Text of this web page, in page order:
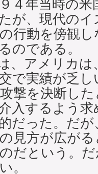
４年当時の
が、現代の
行動を傍観
のである。
、アメリカは
で実績が乏
撃を決断し
入するよう
だった。だ
見方が広が
だという。
。